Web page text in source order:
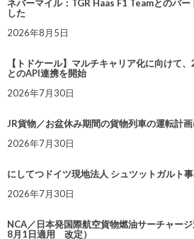
ネバーマイル：TGR Haas F1 Teamとのパ
した
2026年8月5日
【トドケール】マルチキャリア化に向けて
とのAPI連携を開始
2026年7月30日
JR貨物／お盆休み期間の貨物列車の運転計
2026年7月30日
にしてつドイツ現地法人 シュツットガルト
2026年7月30日
NCA／日本発国際航空貨物燃油サーチャー
8月1日適用 改定）